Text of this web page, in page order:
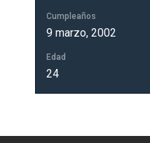
Cumpleaños
9 marzo, 2002
Edad
24